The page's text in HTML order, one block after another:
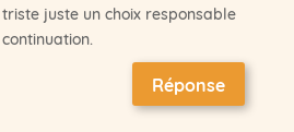
triste juste un choix responsable
Réponse